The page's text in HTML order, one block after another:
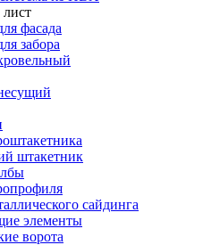
фасада
забора
штакетник
сайдинга
элементы
ворота